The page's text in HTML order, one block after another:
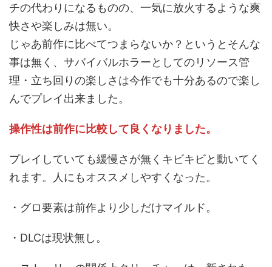
チの代わりになるものの、一気に放火するような爽
快さや楽しみは無い。
じゃあ前作に比べてつまらないか？というとそんな
事は無く、サバイバルホラーとしてのリソース管
理・立ち回りの楽しさは今作でも十分あるので楽し
んでプレイ出来ました。
操作性は前作に比較して良くなりました。
プレイしていても緩慢さが無くキビキビと動いてく
れます。人にもオススメしやすくなった。
・グロ要素は前作より少しだけマイルド。
・DLCは現状無し。